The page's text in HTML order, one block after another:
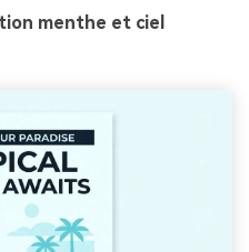
menthe et ciel